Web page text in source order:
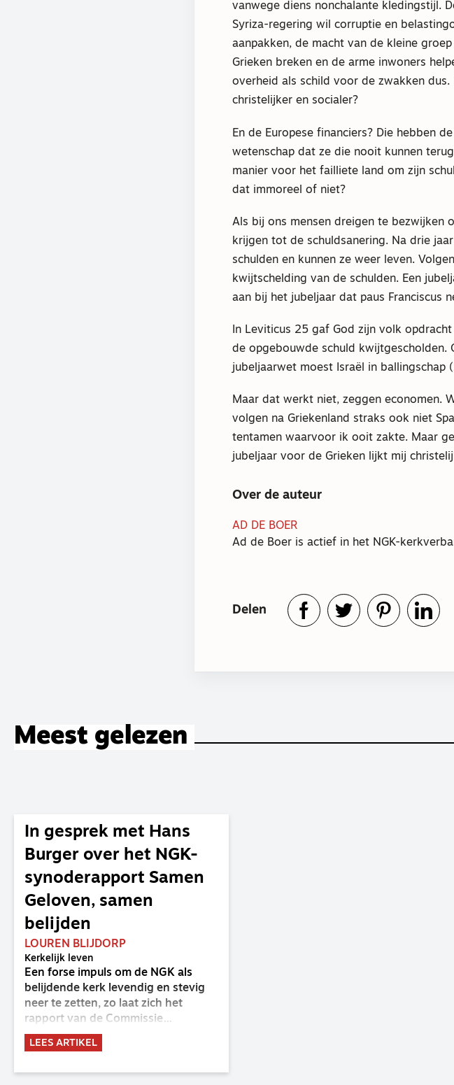
vanwege diens nonchalante kledingstijl.
Syriza-regering wil corruptie en
aanpakken, de macht van de kleine
Grieken breken en de arme inwoners
overheid als schild voor de zwakken dus.
christelijker en socialer?
En de Europese financiers? Die hebben
wetenschap dat ze die nooit kunnen
manier voor het failliete land om zijn
dat immoreel of niet?
Als bij ons mensen dreigen te bezwijken
krijgen tot de schuldsanering. Na drie
schulden en kunnen ze weer leven.
kwijtschelding van de schulden. Een
aan bij het jubeljaar dat paus Franciscus
In Leviticus 25 gaf God zijn volk
de opgebouwde schuld kwijtgescholden.
jubeljaarwet moest Israël in ballingschap
Maar dat werkt niet, zeggen economen.
volgen na Griekenland straks ook niet
tentamen waarvoor ik ooit zakte. Maar
jubeljaar voor de Grieken lijkt mij
Over de auteur
AD DE BOER
Ad de Boer is actief in het NGK-
Delen
Meest gelezen
In gesprek met Hans
Burger over het NGK-
synoderapport Samen
Geloven, samen
belijden
LOUREN BLIJDORP
Kerkelijk leven
Een forse impuls om de NGK als
belijdende kerk levendig en stevig
neer te zetten, zo laat zich het
rapport van de Commissie
Belijdende Kerk (CBK) lezen. Deze
commissie is al sinds de eenwording
LEES ARTIKEL